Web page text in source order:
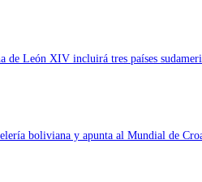
de León XIV incluirá tres países
boliviana y apunta al Mundial de